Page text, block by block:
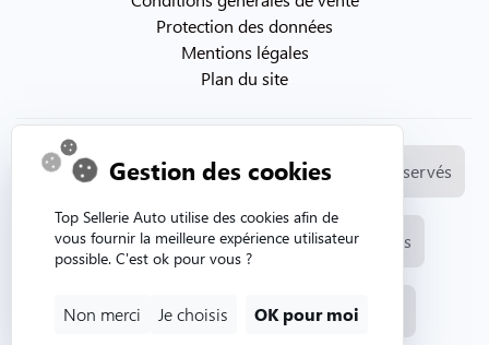
Protection des données
Mentions légales
Plan du site
© Copyright 2026. Topsellerieauto Tous droits réservés
Fabrication et vente de selleries automobiles
Site internet créé par l'agence web Aurion
Gestion des cookies
Top Sellerie Auto utilise des cookies afin de
vous fournir la meilleure expérience utilisateur
possible. C'est ok pour vous ?
Non merci Je choisis OK pour moi